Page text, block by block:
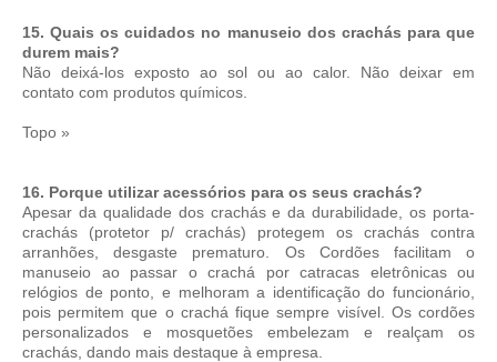
15. Quais os cuidados no manuseio dos crachás para que
durem mais?
Não deixá-los exposto ao sol ou ao calor. Não deixar em
contato com produtos químicos.
Topo »
16. Porque utilizar acessórios para os seus crachás?
Apesar da qualidade dos crachás e da durabilidade, os porta-
crachás (protetor p/ crachás) protegem os crachás contra
arranhões, desgaste prematuro. Os Cordões facilitam o
manuseio ao passar o crachá por catracas eletrônicas ou
relógios de ponto, e melhoram a identificação do funcionário,
pois permitem que o crachá fique sempre visível. Os cordões
personalizados e mosquetões embelezam e realçam os
crachás, dando mais destaque à empresa.